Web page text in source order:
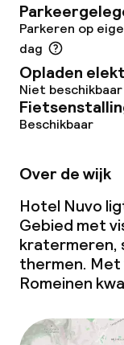
Wasservice
Zakelijke
Beleid
Overal
Parkeren op
dag
Opladen
Niet
Beschikbaar
Over de wijk
Hotel Nuvo
Gebied met
kratermeren,
thermen. Met
Romeinen